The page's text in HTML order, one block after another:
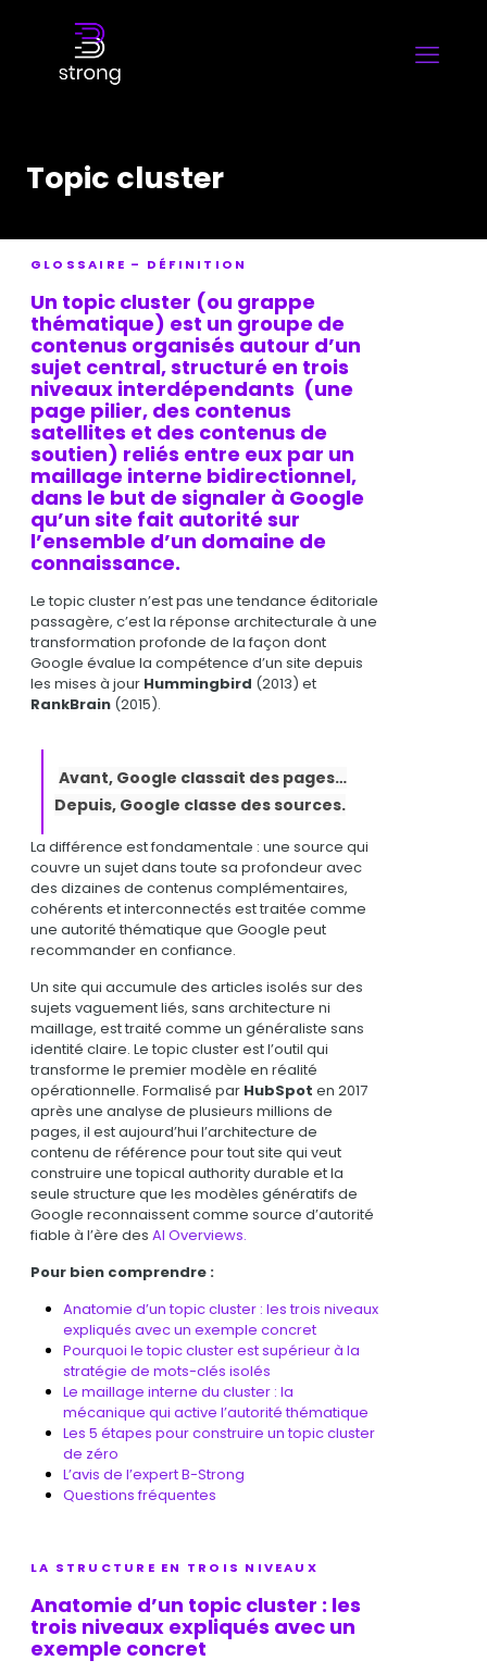
Topic cluster
GLOSSAIRE – DÉFINITION
Un topic cluster (ou grappe
thématique) est un groupe de
contenus organisés autour d’un
sujet central, structuré en trois
niveaux interdépendants (une
page pilier, des contenus
satellites et des contenus de
soutien) reliés entre eux par un
maillage interne bidirectionnel,
dans le but de signaler à Google
qu’un site fait autorité sur
l’ensemble d’un domaine de
connaissance.
Le topic cluster n’est pas une tendance éditoriale
passagère, c’est la réponse architecturale à une
transformation profonde de la façon dont
Google évalue la compétence d’un site depuis
les mises à jour Hummingbird (2013) et
RankBrain (2015).
Avant, Google classait des pages…
Depuis, Google classe des sources.
La différence est fondamentale : une source qui
couvre un sujet dans toute sa profondeur avec
des dizaines de contenus complémentaires,
cohérents et interconnectés est traitée comme
une autorité thématique que Google peut
recommander en confiance.
Un site qui accumule des articles isolés sur des
sujets vaguement liés, sans architecture ni
maillage, est traité comme un généraliste sans
identité claire. Le topic cluster est l’outil qui
transforme le premier modèle en réalité
opérationnelle. Formalisé par HubSpot en 2017
après une analyse de plusieurs millions de
pages, il est aujourd’hui l’architecture de
contenu de référence pour tout site qui veut
construire une topical authoritydurable et la
seule structure que les modèles génératifs de
Google reconnaissent comme source d’autorité
fiable à l’ère des AI Overviews.
Pour bien comprendre :
Anatomie d’un topic cluster : les trois niveaux
expliqués avec un exemple concret
Pourquoi le topic cluster est supérieur à la
stratégie de mots-clés isolés
Le maillage interne du cluster : la
mécanique qui active l’autorité thématique
Les 5 étapes pour construire un topic cluster
de zéro
L’avis de l’expert B-Strong
Questions fréquentes
LA STRUCTURE EN TROIS NIVEAUX
Anatomie d’un topic cluster : les
trois niveaux expliqués avec un
exemple concret